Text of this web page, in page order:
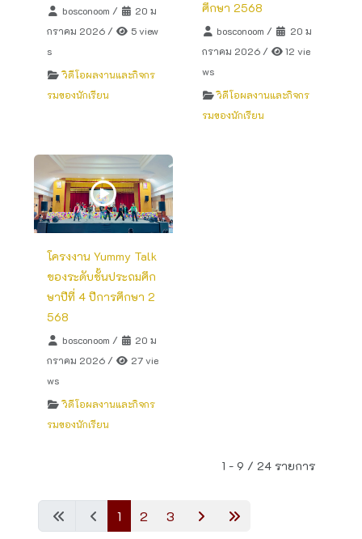
bosconoom /
20 ม
กราคม 2026 /
5 view
s
วิดีโอผลงานและกิจกร
รมของนักเรียน
ศึกษา 2568
bosconoom /
20 ม
กราคม 2026/
12 vie
ws
วิดีโอผลงานและกิจกร
รมของนักเรียน
โครงงาน Yummy Talk
ของระดับชั้นประถมศึก
ษาปีที่ 4 ปีการศึกษา 2
568
bosconoom /
20 ม
กราคม 2026 /
27 vie
ws
วิดีโอผลงานและกิจกร
รมของนักเรียน
1 - 9 / 24 รายการ
1 2 3